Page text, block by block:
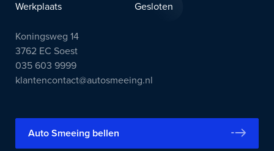
Werkplaats
Gesloten
Koningsweg 14
3762 EC Soest
035 603 9999
klantencontact@autosmeeing.nl
Auto Smeeing bellen